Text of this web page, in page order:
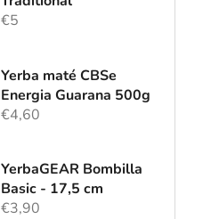
€5
Yerba maté CBSe
Energia Guarana 500g
€4,60
YerbaGEAR Bombilla
Basic - 17,5 cm
€3,90